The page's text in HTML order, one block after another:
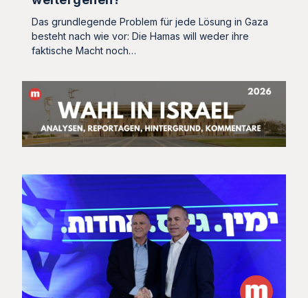
Das grundlegende Problem für jede Lösung in Gaza
besteht nach wie vor: Die Hamas will weder ihre
faktische Macht noch…